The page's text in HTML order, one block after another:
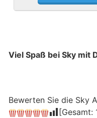
Viel Spaß bei Sky mit
Bewerten Sie die Sky
[Gesamt: